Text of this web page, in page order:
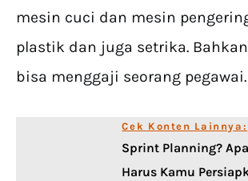
mesin cuci dan mesin
plastik dan juga setrika.
bisa menggaji seorang pegawai.
Cek Konten Lainnya:
Sprint Planning?
Harus Kamu